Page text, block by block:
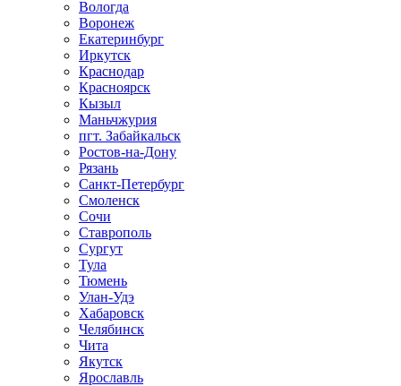
Вологда
Воронеж
Екатеринбург
Иркутск
Краснодар
Красноярск
Кызыл
Маньчжурия
пгт. Забайкальск
Ростов-на-Дону
Рязань
Санкт-Петербург
Смоленск
Сочи
Ставрополь
Сургут
Тула
Тюмень
Улан-Удэ
Хабаровск
Челябинск
Чита
Якутск
Ярославль